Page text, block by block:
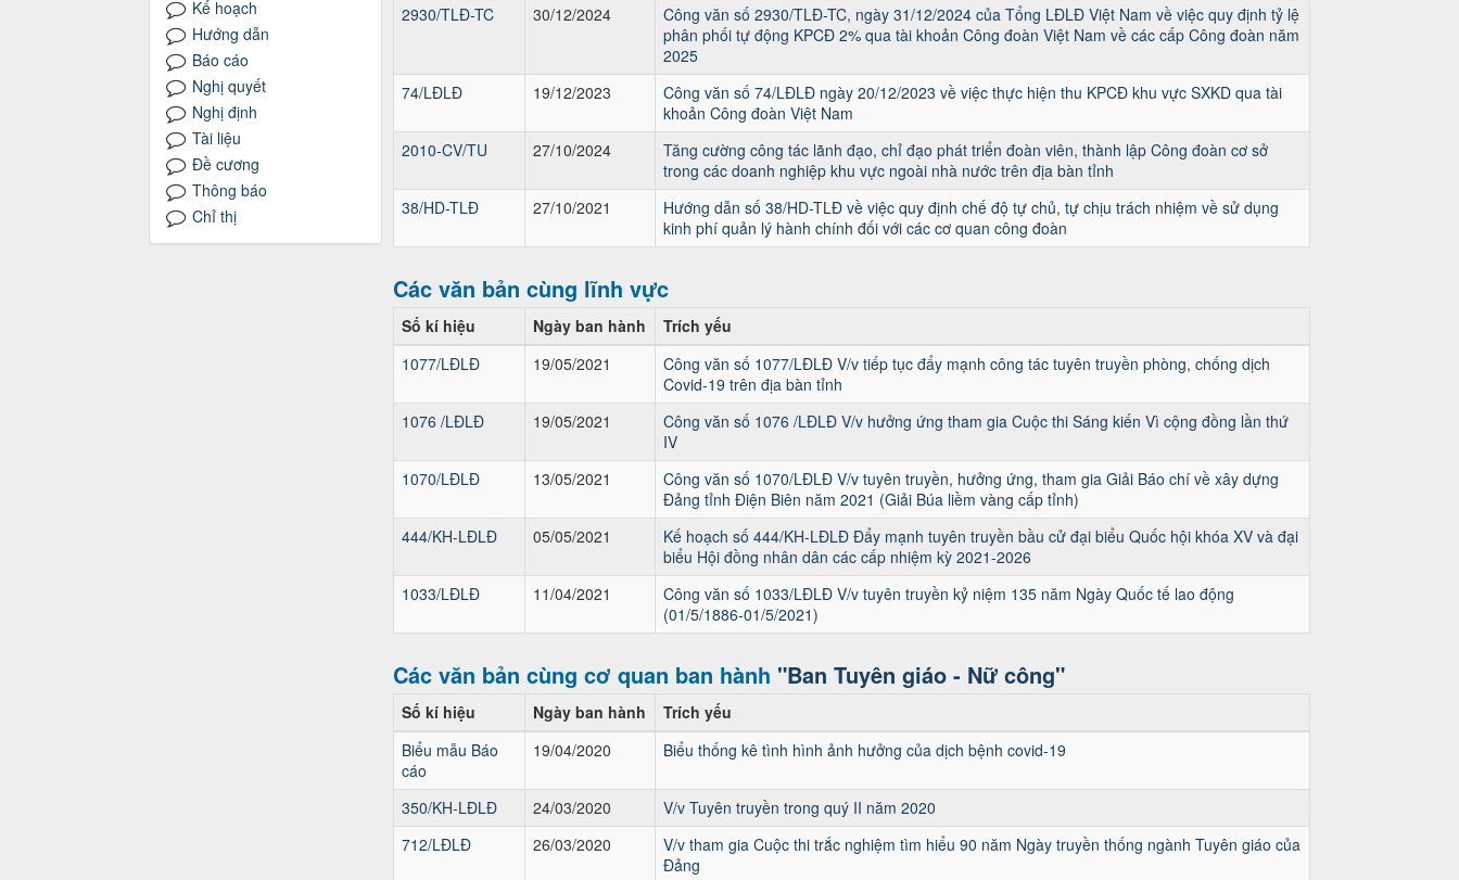
2930/TLĐ-TC
30/12/2024
Công văn số 2930/TLĐ-TC, ngày 31/12/2024 của Tổng LĐLĐ Việt Nam về việc quy định tỷ lệ
phân phối tự động KPCĐ 2% qua tài khoản Công đoàn Việt Nam về các cấp Công đoàn năm
2025
74/LĐLĐ
19/12/2023
Công văn số 74/LĐLĐ ngày 20/12/2023 về việc thực hiện thu KPCĐ khu vực SXKD qua tài
khoản Công đoàn Việt Nam
2010-CV/TU
27/10/2024
Tăng cường công tác lãnh đạo, chỉ đạo phát triển đoàn viên, thành lập Công đoàn cơ sở
trong các doanh nghiệp khu vực ngoài nhà nước trên địa bàn tỉnh
38/HD-TLĐ
27/10/2021
Hướng dẫn số 38/HD-TLĐ về việc quy định chế độ tự chủ, tự chịu trách nhiệm về sử dụng
kinh phí quản lý hành chính đối với các cơ quan công đoàn
Các văn bản cùng lĩnh vực
Số kí hiệu Ngày ban hành
Trích yếu
1077/LĐLĐ
19/05/2021
Công văn số 1077/LĐLĐ V/v tiếp tục đẩy mạnh công tác tuyên truyền phòng, chống dịch
Covid-19 trên địa bàn tỉnh
1076 /LĐLĐ
19/05/2021
Công văn số 1076 /LĐLĐ V/v hưởng ứng tham gia Cuộc thi Sáng kiến Vì cộng đồng lần thứ
IV
1070/LĐLĐ
13/05/2021
Công văn số 1070/LĐLĐ V/v tuyên truyền, hưởng ứng, tham gia Giải Báo chí về xây dựng
Đảng tỉnh Điện Biên năm 2021 (Giải Búa liềm vàng cấp tỉnh)
444/KH-LĐLĐ
05/05/2021
Kế hoạch số 444/KH-LĐLĐ Đẩy mạnh tuyên truyền bầu cử đại biểu Quốc hội khóa XV và đại
biểu Hội đồng nhân dân các cấp nhiệm kỳ 2021-2026
1033/LĐLĐ
11/04/2021
Công văn số 1033/LĐLĐ V/v tuyên truyền kỷ niệm 135 năm Ngày Quốc tế lao động
(01/5/1886-01/5/2021)
Các văn bản cùng cơ quan ban hành "Ban Tuyên giáo - Nữ công"
Số kí hiệu Ngày ban hành
Trích yếu
Biểu mẫu Báo
cáo
19/04/2020 Biểu thống kê tình hình ảnh hưởng của dịch bệnh covid-19
350/KH-LĐLĐ 24/03/2020
V/v Tuyên truyền trong quý II năm 2020
712/LĐLĐ
26/03/2020
V/v tham gia Cuộc thi trắc nghiệm tìm hiểu 90 năm Ngày truyền thống ngành Tuyên giáo của
Đảng
Kế hoạch
Hướng dẫn
Báo cáo
Nghị quyết
Nghị định
Tài liệu
Đề cương
Thông báo
Chỉ thị